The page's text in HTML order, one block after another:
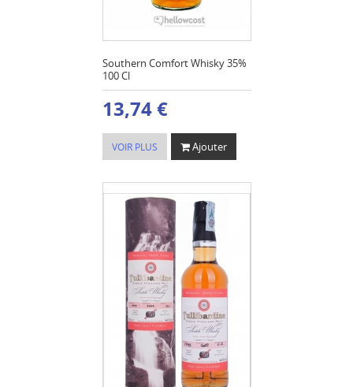
Southern Comfort Whisky 35%
100 Cl
13,74 €
VOIR PLUS Ajouter